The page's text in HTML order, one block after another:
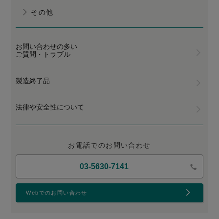
その他
お問い合わせの多い
ご質問・トラブル
製造終了品
法律や安全性について
お電話でのお問い合わせ
03-5630-7141
Webでのお問い合わせ